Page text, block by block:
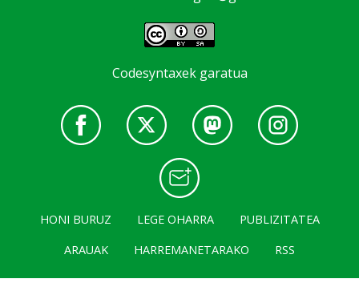
Codesyntaxek garatua
HONI BURUZ LEGE OHARRA
PUBLIZITATEA
ARAUAK
HARREMANETARAKO RSS